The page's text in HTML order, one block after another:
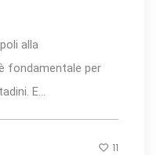
alla
fondamentale per
E...
11